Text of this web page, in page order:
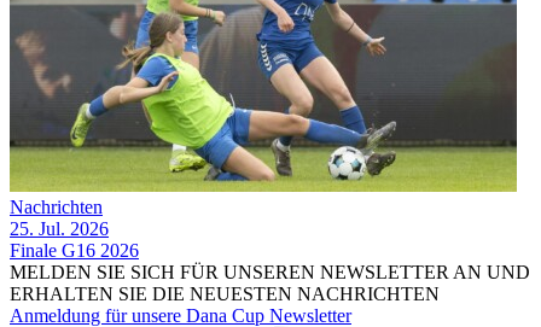
Nachrichten
25. Jul. 2026
Finale G16 2026
MELDEN SIE SICH FÜR UNSEREN NEWSLETTER AN UND
ERHALTEN SIE DIE NEUESTEN NACHRICHTEN
Anmeldung für unsere Dana Cup Newsletter